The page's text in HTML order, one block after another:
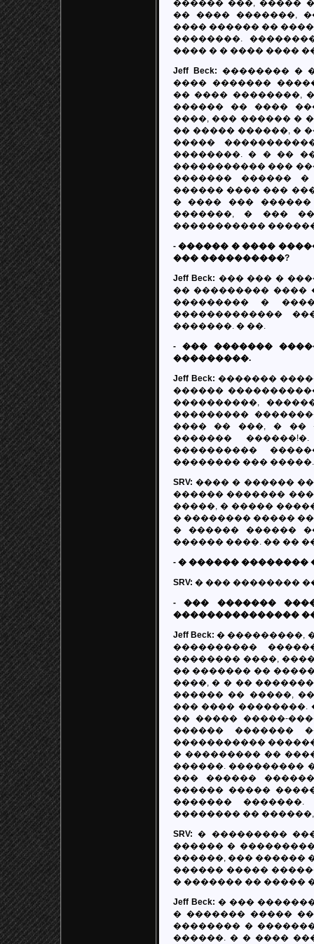
������ ���, ����� �
�� ���� �������,
���� ������ ��
��������.
���� � � ���� ����
Jeff Beck: �������� �
���� �������
�� ���� ��������,
������ �� ����
����, ��� ������ �
�� ����� ������, �
�����
��������. � � ��
����������� ���
������� ������
������ ���� ���
� ���� ���
�������, � ���
�����������
- ������ � ����
��� ����������?
Jeff Beck: ��� ��� �
�� ��������� ����
��������� �
�������������
�������. � ��.
- ��� �������
���������.
Jeff Beck: �������
������
����������,
���������
���� �� ���, � ��
�������
����������
�������� ��� �����.
SRV: ���� � ������
������ �������
�����, � �����
� �������� �����
� ������ ������
������ ����. �� ��
- � ������ ��������
SRV: � ��� ��������
- ��� �������
���������������
Jeff Beck: � ���������,
����������
�������� ����,
�� ������� ��
����, � � ��
������ �� �����,
��� ���� ��������.
�� ����� �����-
������ �������
�����������
� ��������� ��
������. ���������
��� ������
������ �����
�������
�������� ��
SRV: � ���������
������ �
������, ��� ������
������ �����
� ������� �� �����
Jeff Beck: � ���
� ������� �����
�������� �
������. � � ����